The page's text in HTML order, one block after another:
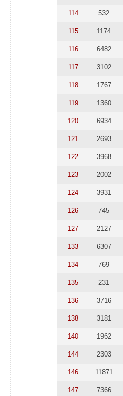
114 532
115 1174
116 6482
117 3102
118 1767
119 1360
120 6934
121 2693
122 3968
123 2002
124 3931
126 745
127 2127
133 6307
134 769
135 231
136 3716
138 3181
140 1962
144 2303
146 11871
147 7366